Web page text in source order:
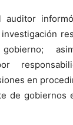
auditor
en
de gobiernos